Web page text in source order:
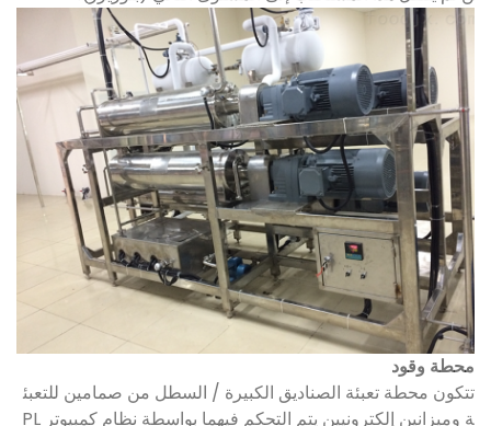
محطة وقود
تتكون محطة تعبئة الصناديق الكبيرة / السطل من صمامين للتعبئ
ة وميزانين إلكترونيين يتم التحكم فيهما بواسطة نظام كمبيوتر PL